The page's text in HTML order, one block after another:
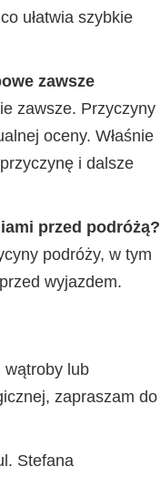
ułatwia szybkie
zawsze
zawsze. Przyczyny
oceny. Właśnie
i dalsze
przed podróżą?
podróży, w tym
wyjazdem.
wątroby lub
zapraszam do
Stefana